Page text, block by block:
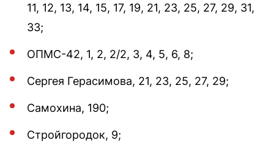
11, 12, 13, 14, 15, 17, 19, 21, 23, 25, 27, 29, 31,
33;
ОПМС-42, 1, 2, 2/2, 3, 4, 5, 6, 8;
Сергея Герасимова, 21, 23, 25, 27, 29;
Самохина, 190;
Стройгородок, 9;